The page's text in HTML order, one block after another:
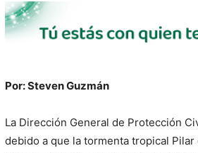
Por: Steven Guzmán
La Dirección General de Protección
debido a que la tormenta tropical